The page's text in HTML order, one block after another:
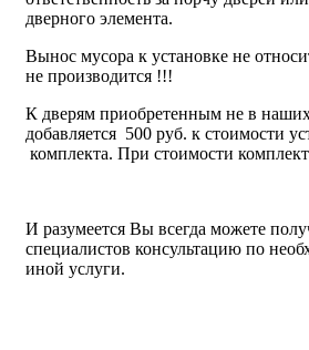
дверного элемента.
Вынос мусора к установке не
не производится !!!
К дверям приобретенным не в
добавляется 500 руб. к стоимости
комплекта. При стоимости
И разумеется Вы всегда можете
специалистов консультацию по
иной услуги.